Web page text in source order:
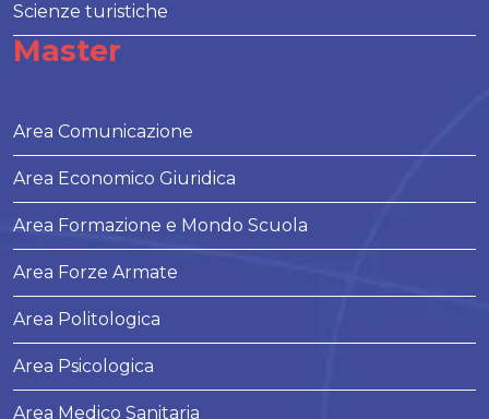
Scienze turistiche
Master
Area Comunicazione
Area Economico Giuridica
Area Formazione e Mondo Scuola
Area Forze Armate
Area Politologica
Area Psicologica
Area Medico Sanitaria